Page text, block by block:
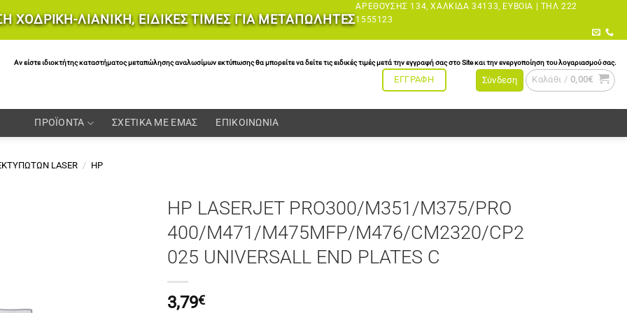
ΧΟΔΡΙΚΗ-ΛΙΑΝΙΚΗ, ΕΙΔΙΚΕΣ ΤΙΜΕΣ ΓΙΑ ΜΕΤΑΠΩΛΗΤΕΣ
ΑΡΕΘΟΎΣΗΣ 134, ΧΑΛΚΊΔΑ 34133, ΕΎΒΟΙΑ | ΤΗΛ 222
1555123
Αν είστε ιδιοκτήτης καταστήματος μεταπώλησης αναλωσίμων εκτύπωσης θα μπορείτε να δείτε τις ειδικές τιμές μετά την εγγραφή σας στο Site και την ενεργοποίηση του λογαριασμού σας.
ΕΓΓΡΑΦΗ Σύνδεση Καλάθι / 0,00€
ΠΡΟΪΟΝΤΑ ΣΧΕΤΙΚΑ ΜΕ ΕΜΑΣ ΕΠΙΚΟΙΝΩΝΙΑ
LASER / HP
HP LASERJET PRO300/M351/M375/PRO
400/M471/M475MFP/M476/CM2320/CP2
025 UNIVERSALL END PLATES C
3,79€